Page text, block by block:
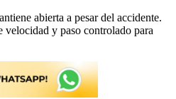
abierta a pesar del accidente.
velocidad y paso controlado para